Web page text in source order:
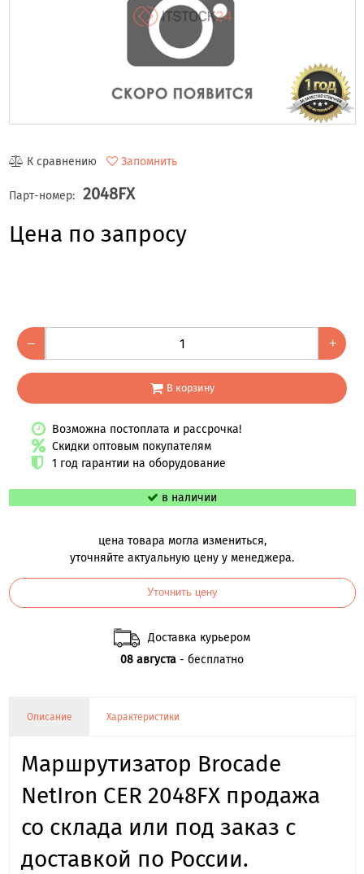
К сравнению Запомнить
Парт-номер: 2048FX
Цена по запросу
– +
В корзину
Возможна постоплата и рассрочка!
Скидки оптовым покупателям
1 год гарантии на оборудование
в наличии
цена товара могла измениться,
уточняйте актуальную цену у менеджера.
Уточнить цену
Доставка курьером
08 августа - бесплатно
Описание Характеристики
Маршрутизатор Brocade
NetIron CER 2048FX продажа
со склада или под заказ с
доставкой по России.